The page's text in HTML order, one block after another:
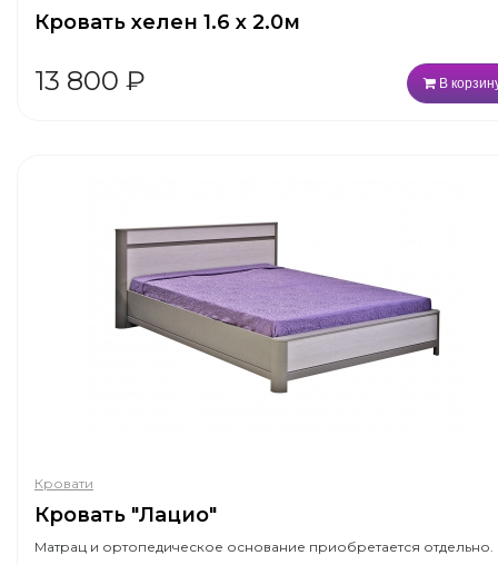
Кровать хелен 1.6 х 2.0м
13 800 ₽ В
Кровати
Кровать "Лацио"
Матрац и ортопедическое основание приобретается отдельно.